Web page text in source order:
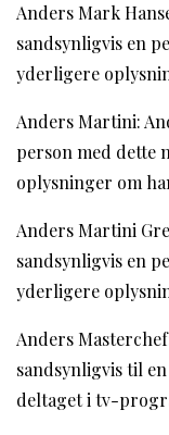
Anders Mark
sandsynligvis en
yderligere
Anders Martini:
person med dette
oplysninger om
Anders Martini
sandsynligvis en
yderligere
Anders
sandsynligvis til
deltaget i tv-